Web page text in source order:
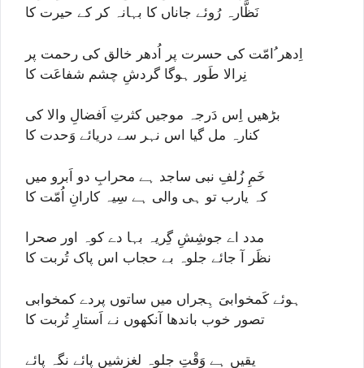
نَظَّارہ رُوئے جاناں کا بہانہ کر کے حیرت کا
اِدھر ُامّت کی حسرت پر اُدھر خالق کی رحمت پر
نِرالا طَور ہوگا گردشِ چشم شفاعَت کا
بڑھیں اِس دَرجہ موجیں کثرتِ اَفضالِ والا کی
کنارہ مل گیا اس نہر سے دریائے وَحدت کا
خَمِ زُلفِ نبی ساجد ہے محرابِ دو اَبرو میں
کہ یارب تو ہی والی ہے سِیہ کارانِ اُمّت کا
مدد اے جوشِشِ گِریہ بہا دے کوہ اور صحرا
نظَر آ جائے جلوہ بے حجاب اس پاک تُربت کا
ہوئے کَمخوابیَ ہِجراں میں ساتوں پردے کمخوابی
تصور خوب باندھا آنکھوں نے اَستارِ تُربت کا
یقیں ہے وَقْتِ جلوہ لغزشیں پائے نگہ پائے